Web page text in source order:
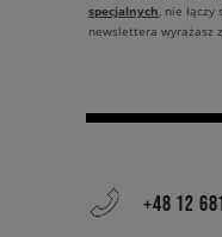
specjalnych, nie
newslettera wyrażasz
+48 12